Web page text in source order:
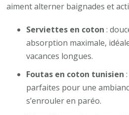
aiment alterner baignades et
Serviettes en coton :
absorption maximale,
vacances longues.
Foutas en coton tunisien
parfaites pour une
s’enrouler en paréo.